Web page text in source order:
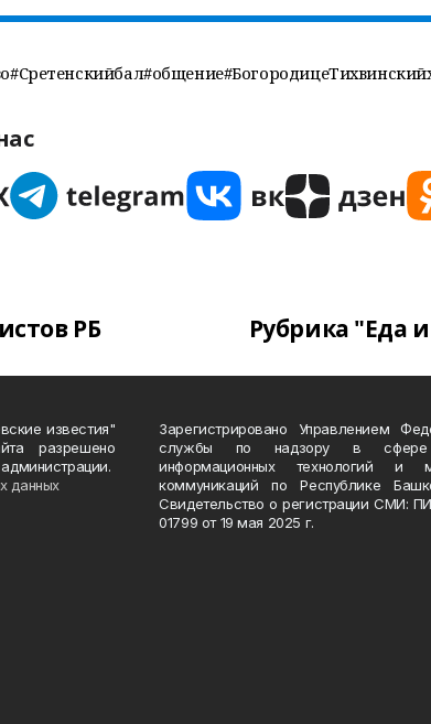
РБ Рубрика "Еда
известия"
разрешено
данных
Зарегистрировано Управлением
службы по надзору в сфере
информационных технологий и
коммуникаций по Республике
Свидетельство о регистрации СМИ:
01799 от 19 мая 2025 г.